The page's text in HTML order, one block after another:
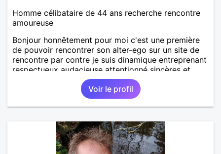
Homme célibataire de 44 ans recherche rencontre
amoureuse
Bonjour honnêtement pour moi c'est une première
de pouvoir rencontrer son alter-ego sur un site de
rencontre par contre je suis dinamique entreprenant
respectueux audacieuse attentionné sincères et
expressif et j' aime surtout les câlins et à les
partager avec humour et amour bisous à+ à bientôt
Voir le profil